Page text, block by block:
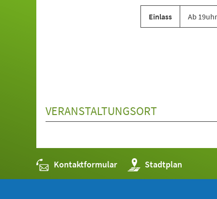
Einlass Ab
VERANSTALTUNGSORT
Kontaktformular Stadtplan
(Öffnet
in
einem